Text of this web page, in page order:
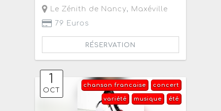
Le Zénith de Nancy, Maxéville
79 Euros
RÉSERVATION
1
OCT
concert
chanson francaise
été
musique
variété